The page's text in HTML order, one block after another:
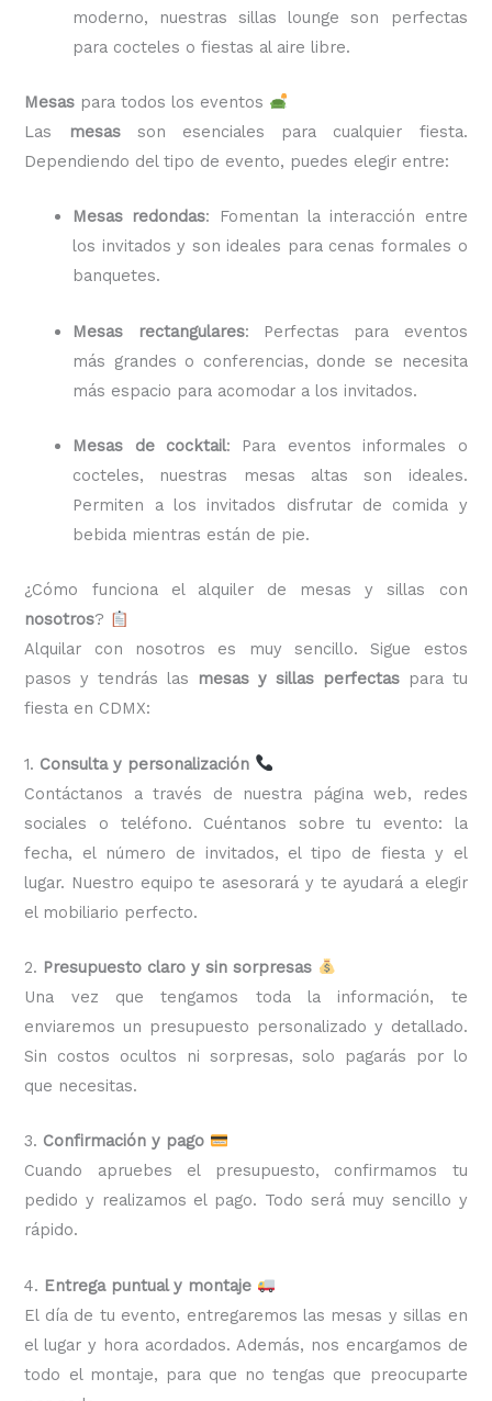
moderno, nuestras sillas lounge son perfectas
para cocteles o fiestas al aire libre.
Mesas para todos los eventos
Las
mesasson esenciales para cualquier fiesta.
Dependiendo del tipo de evento, puedes elegir entre:
Mesas redondas: Fomentan la interacción entre
los invitados y son ideales para cenas formales o
banquetes.
Mesas rectangulares: Perfectas para eventos
más grandes o conferencias, donde se necesita
más espacio para acomodar a los invitados.
Mesas de cocktail: Para eventos informales o
cocteles, nuestras mesas altas son ideales.
Permiten a los invitados disfrutar de comida y
bebida mientras están de pie.
¿Cómo funciona el alquiler de mesas y sillas con
nosotros?
Alquilar con nosotros es muy sencillo. Sigue estos
pasos y tendrás las
mesas y sillas perfectaspara tu
fiesta en CDMX:
1. Consulta y personalización
Contáctanos a través de nuestra página web, redes
sociales o teléfono. Cuéntanos sobre tu evento: la
fecha, el número de invitados, el tipo de fiesta y el
lugar. Nuestro equipo te asesorará y te ayudará a elegir
el mobiliario perfecto.
2. Presupuesto claro y sin sorpresas
Una vez que tengamos toda la información, te
enviaremos un presupuesto personalizado y detallado.
Sin costos ocultos ni sorpresas, solo pagarás por lo
que necesitas.
3. Confirmación y pago
Cuando apruebes el presupuesto, confirmamos tu
pedido y realizamos el pago. Todo será muy sencillo y
rápido.
4. Entrega puntual y montaje
El día de tu evento, entregaremos las mesas y sillas en
el lugar y hora acordados. Además, nos encargamos de
todo el montaje, para que no tengas que preocuparte